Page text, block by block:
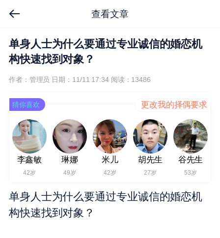
查看文章
单身人士为什么要通过专业诚信的婚恋机
构快速找到对象？
作者：管理员 日期：11/11 17:34 阅读：13486
猜你喜欢 更改我的择偶要求
李鑫敏
42岁
琳娜
49岁
米儿
42岁
胡先生
27岁
谷先生
53岁
单身人士为什么要通过专业诚信的婚恋机
构快速找到对象？